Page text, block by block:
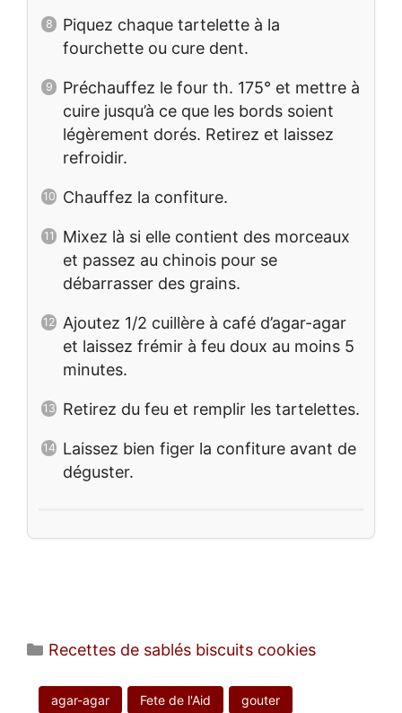
Piquez chaque tartelette à la
fourchette ou cure dent.
Préchauffez le four th. 175° et mettre à
cuire jusqu’à ce que les bords soient
légèrement dorés. Retirez et laissez
refroidir.
Chauffez la confiture.
Mixez là si elle contient des morceaux
et passez au chinois pour se
débarrasser des grains.
Ajoutez 1/2 cuillère à café d’agar-agar
et laissez frémir à feu doux au moins 5
minutes.
Retirez du feu et remplir les tartelettes.
Laissez bien figer la confiture avant de
déguster.
Catégories
Recettes de sablés biscuits cookies
agar-agar Fete de l'Aid gouter